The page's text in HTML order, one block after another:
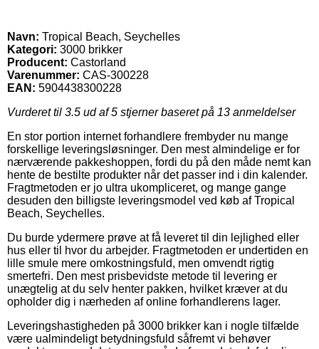
Navn: Tropical Beach, Seychelles
Kategori: 3000 brikker
Producent: Castorland
Varenummer: CAS-300228
EAN: 5904438300228
Vurderet til 3.5 ud af 5 stjerner baseret på 13 anmeldelser
En stor portion internet forhandlere frembyder nu mange
forskellige leveringsløsninger. Den mest almindelige er for
nærværende pakkeshoppen, fordi du på den måde nemt kan
hente de bestilte produkter når det passer ind i din kalender.
Fragtmetoden er jo ultra ukompliceret, og mange gange
desuden den billigste leveringsmodel ved køb af Tropical
Beach, Seychelles.
Du burde ydermere prøve at få leveret til din lejlighed eller
hus eller til hvor du arbejder. Fragtmetoden er undertiden en
lille smule mere omkostningsfuld, men omvendt rigtig
smertefri. Den mest prisbevidste metode til levering er
unægtelig at du selv henter pakken, hvilket kræver at du
opholder dig i nærheden af online forhandlerens lager.
Leveringshastigheden på 3000 brikker kan i nogle tilfælde
være ualmindeligt betydningsfuld såfremt vi behøver